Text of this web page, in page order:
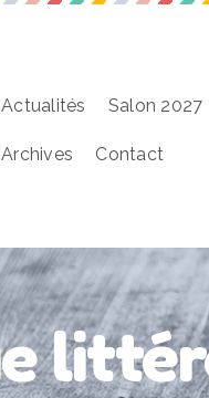
Actualités Salon 2027
Archives Contact